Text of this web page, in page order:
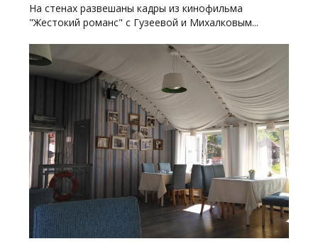
На стенах развешаны кадры из кинофильма
"Жестокий романс" с Гузеевой и Михалковым...